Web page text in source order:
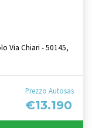
Via Chiari - 50145,
Prezzo Autosas
€13.190